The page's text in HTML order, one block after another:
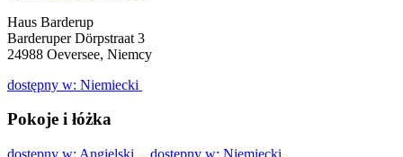
Haus Barderup
Barderuper Dörpstraat 3
24988 Oeversee, Niemcy
dostępny w: Niemiecki
Pokoje i łóżka
dostępny w: Angielski
dostępny w: Niemiecki